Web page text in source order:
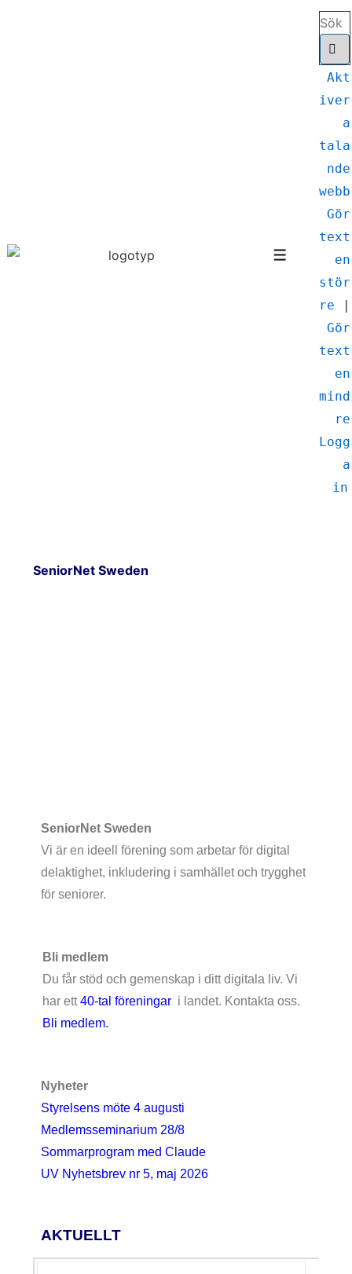
Akt
iver
a
tala
nde
webb
Gör
text
en
stör
re |
Gör
text
en
mind
re
Logg
a
in
SeniorNet Sweden
SeniorNet Sweden
Vi är en ideell förening som arbetar för digital
delaktighet, inkludering i samhället och trygghet
för seniorer.
Bli medlem
Du får stöd och gemenskap i ditt digitala liv. Vi
har ett40-tal föreningari landet. Kontakta oss.
Bli medlem.
Nyheter
Styrelsens möte 4 augusti
Medlemsseminarium 28/8
Sommarprogram med Claude
UV Nyhetsbrev nr 5, maj 2026
AKTUELLT